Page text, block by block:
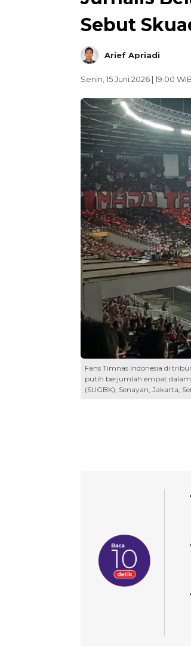
Sebut
Arief Apriadi
Senin, 15 Juni 2026 | 19:00
Fans Timnas Indonesia di
putih berjumlah empat dalam
(SUGBK), Senayan, Jakarta,